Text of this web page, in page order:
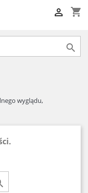
shopping_cart


wyglądu,